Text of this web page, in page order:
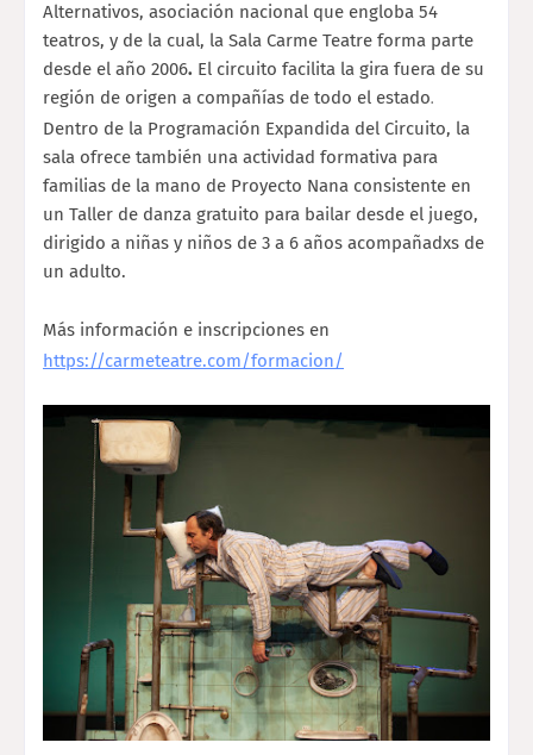
Alternativos, asociación nacional que engloba 54
teatros, y de la cual, la Sala Carme Teatre forma parte
desde el año 2006. El circuito facilita la gira fuera de su
región de origen a compañías de todo el estado.
Dentro de la Programación Expandida del Circuito, la
sala ofrece también una actividad formativa para
familias de la mano de Proyecto Nana consistente en
un Taller de danza gratuito para bailar desde el juego,
dirigido a niñas y niños de 3 a 6 años acompañadxs de
un adulto.
Más información e inscripciones en
https://carmeteatre.com/formacion/